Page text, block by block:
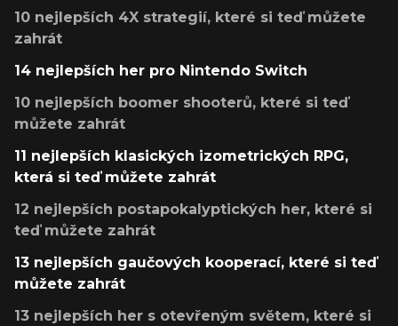
10 nejlepších 4X strategií, které si teď můžete
zahrát
14 nejlepších her pro Nintendo Switch
10 nejlepších boomer shooterů, které si teď
můžete zahrát
11 nejlepších klasických izometrických RPG,
která si teď můžete zahrát
12 nejlepších postapokalyptických her, které si
teď můžete zahrát
13 nejlepších gaučových kooperací, které si teď
můžete zahrát
13 nejlepších her s otevřeným světem, které si